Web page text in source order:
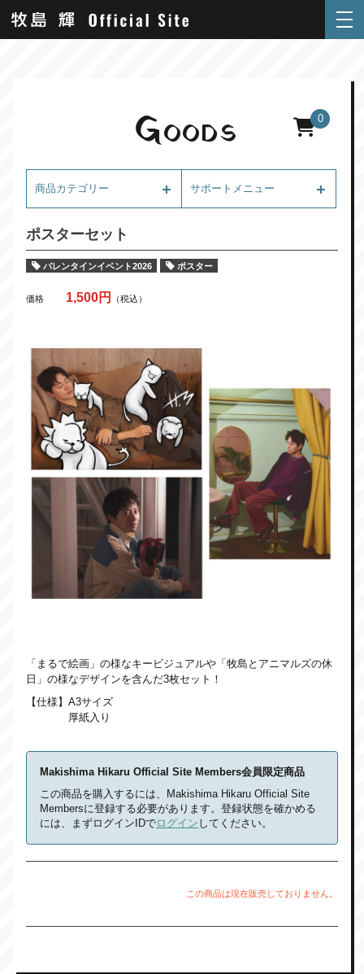
GOODS 0
商品カテゴリー サポートメニュー
ポスターセット
バレンタインイベント2026 ポスター
価格 1,500円 （税込）
「まるで絵画」の様なキービジュアルや「牧島とアニマルズの休
日」の様なデザインを含んだ3枚セット！
【仕様】A3サイズ
厚紙入り
Makishima Hikaru Official Site Members会員限定商品
この商品を購入するには、Makishima Hikaru Official Site
Membersに登録する必要があります。登録状態を確かめる
には、まずログインIDでログイン してください。
この商品は現在販売しておりません。